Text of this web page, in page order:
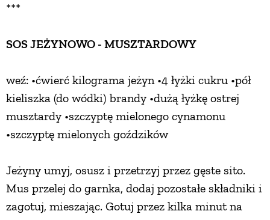
***
SOS JEŻYNOWO - MUSZTARDOWY
weź: •ćwierć kilograma jeżyn •4 łyżki cukru •pół
kieliszka (do wódki) brandy •dużą łyżkę ostrej
musztardy •szczyptę mielonego cynamonu
•szczyptę mielonych goździków
Jeżyny umyj, osusz i przetrzyj przez gęste sito.
Mus przelej do garnka, dodaj pozostałe składniki i
zagotuj, mieszając. Gotuj przez kilka minut na